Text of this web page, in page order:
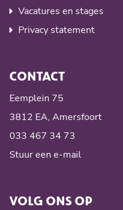
Vacatures en stages
Privacy statement
CONTACT
Eemplein 75
3812 EA, Amersfoort
033 467 34 73
Stuur een e-mail
VOLG ONS OP